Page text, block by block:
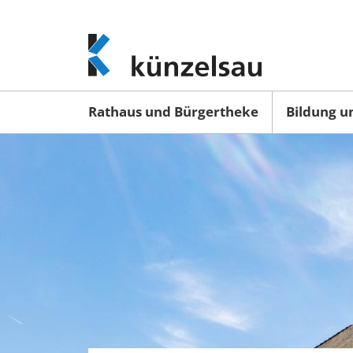
www.kuenzelsau.de
(zur
Startseite)
Rathaus und Bürgertheke Bildung